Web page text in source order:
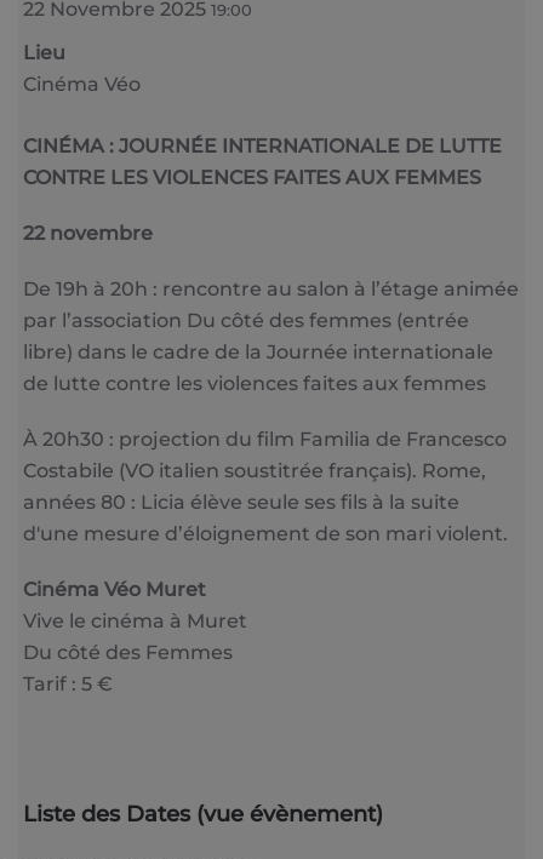
22 Novembre 2025 19:00
Lieu
Cinéma Véo
CINÉMA : JOURNÉE INTERNATIONALE DE LUTTE
CONTRE LES VIOLENCES FAITES AUX FEMMES
22 novembre
De 19h à 20h : rencontre au salon à l’étage animée
par l’association Du côté des femmes (entrée
libre) dans le cadre de la Journée internationale
de lutte contre les violences faites aux femmes
À 20h30 : projection du film Familia de Francesco
Costabile (VO italien soustitrée français). Rome,
années 80 : Licia élève seule ses fils à la suite
d'une mesure d’éloignement de son mari violent.
Cinéma Véo Muret
Vive le cinéma à Muret
Du côté des Femmes
Tarif : 5 €
Liste des Dates (vue évènement)